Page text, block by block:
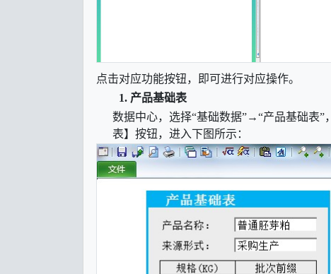
点击对应功能按钮，即可进行对应操作。
1. 产品基础表
数据中心，选择“基础数据”→“产品基础表”
表】按钮，进入下图所示：